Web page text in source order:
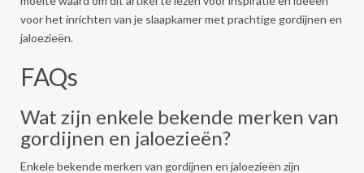
voor het inrichten van je slaapkamer met prachtige gordijnen en
jaloezieën.
FAQs
Wat zijn enkele bekende merken van
gordijnen en jaloezieën?
Enkele bekende merken van gordijnen en jaloezieën zijn